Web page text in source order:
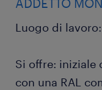
ADDETTO
Luogo di
Si offre: iniziale
con una RAL